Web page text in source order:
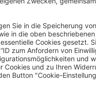
wie möglich zu
Ein sicherer Weg
sie selbst im Zuge
einen Text
und sympathisch auf.
einheitlich zu